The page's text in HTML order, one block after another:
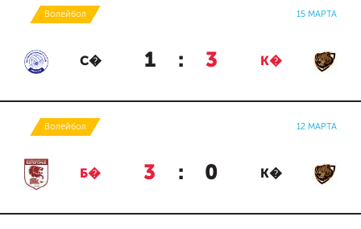
Волейбол 15 МАРТА
С� 1 : 3 К�
Волейбол 12 МАРТА
Б� 3 : 0 К�